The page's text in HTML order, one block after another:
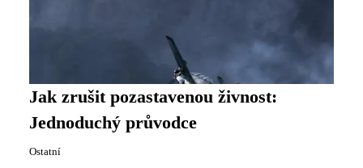
Jak zrušit pozastavenou živnost:
Jednoduchý průvodce
Ostatní